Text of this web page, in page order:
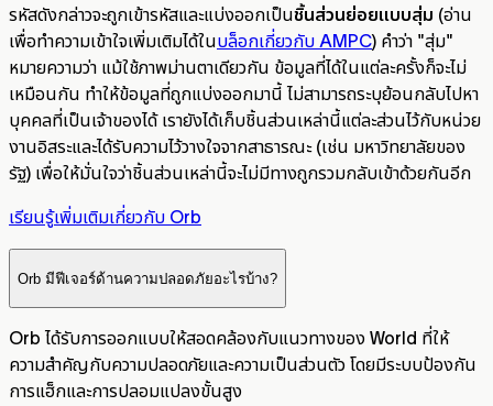
รหัสดังกล่าวจะถูกเข้ารหัสและแบ่งออกเป็นชิ้นส่วนย่อยแบบสุ่ม (อ่าน
เพื่อทำความเข้าใจเพิ่มเติมได้ในบล็อกเกี่ยวกับ AMPC) คำว่า "สุ่ม"
หมายความว่า แม้ใช้ภาพม่านตาเดียวกัน ข้อมูลที่ได้ในแต่ละครั้งก็จะไม่
เหมือนกัน ทำให้ข้อมูลที่ถูกแบ่งออกมานี้ ไม่สามารถระบุย้อนกลับไปหา
บุคคลที่เป็นเจ้าของได้ เรายังได้เก็บชิ้นส่วนเหล่านี้แต่ละส่วนไว้กับหน่วย
งานอิสระและได้รับความไว้วางใจจากสาธารณะ (เช่น มหาวิทยาลัยของ
รัฐ) เพื่อให้มั่นใจว่าชิ้นส่วนเหล่านี้จะไม่มีทางถูกรวมกลับเข้าด้วยกันอีก
เรียนรู้เพิ่มเติมเกี่ยวกับ Orb
Orb มีฟีเจอร์ด้านความปลอดภัยอะไรบ้าง?
Orb ได้รับการออกแบบให้สอดคล้องกับแนวทางของ World ที่ให้
ความสำคัญกับความปลอดภัยและความเป็นส่วนตัว โดยมีระบบป้องกัน
การแฮ็กและการปลอมแปลงขั้นสูง